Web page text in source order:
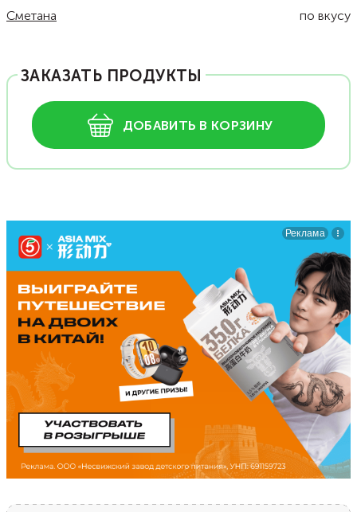
Сметана по вкусу
ЗАКАЗАТЬ ПРОДУКТЫ
ДОБАВИТЬ В КОРЗИНУ